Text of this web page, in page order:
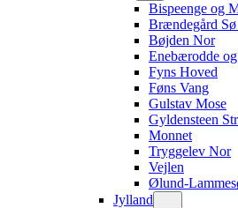
Bispeenge og
Brændegård
Bøjden Nor
Enebærodde
Fyns Hoved
Føns Vang
Gulstav Mose
Gyldensteen
Monnet
Tryggelev Nor
Vejlen
Ølund-
Jylland